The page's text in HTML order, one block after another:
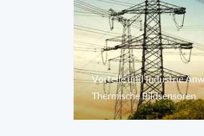
Vorteile und Industrie
Thermische Bildsensoren